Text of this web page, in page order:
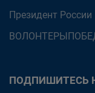
Президент России
ПОДПИШИТЕСЬ